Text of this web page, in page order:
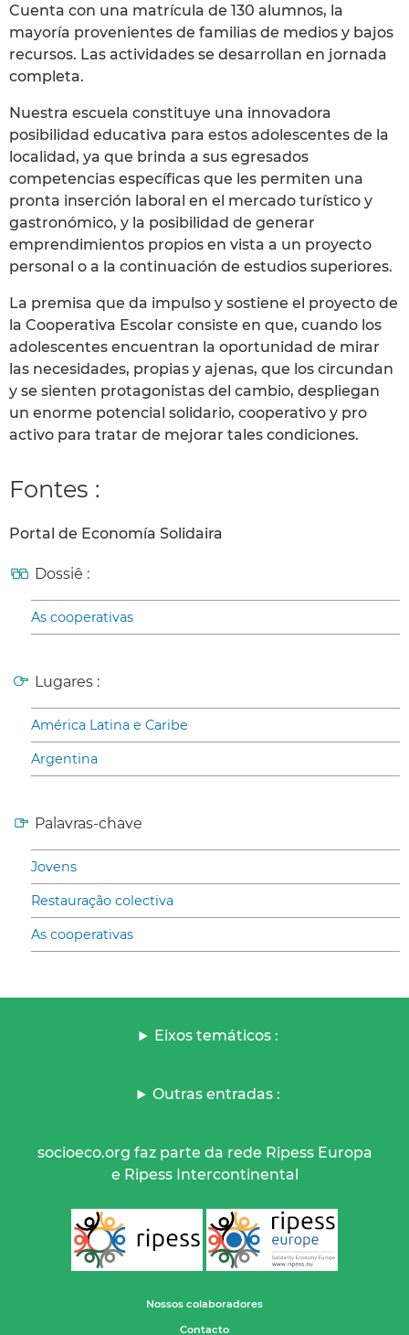
Cuenta con una matrícula de 130 alumnos, la
mayoría provenientes de familias de medios y bajos
recursos. Las actividades se desarrollan en jornada
completa.
Nuestra escuela constituye una innovadora
posibilidad educativa para estos adolescentes de la
localidad, ya que brinda a sus egresados
competencias específicas que les permiten una
pronta inserción laboral en el mercado turístico y
gastronómico, y la posibilidad de generar
emprendimientos propios en vista a un proyecto
personal o a la continuación de estudios superiores.
La premisa que da impulso y sostiene el proyecto de
la Cooperativa Escolar consiste en que, cuando los
adolescentes encuentran la oportunidad de mirar
las necesidades, propias y ajenas, que los circundan
y se sienten protagonistas del cambio, despliegan
un enorme potencial solidario, cooperativo y pro
activo para tratar de mejorar tales condiciones.
Fontes :
Portal de Economía Solidaira
Dossiê :
As cooperativas
Lugares :
América Latina e Caribe
Argentina
Palavras-chave
Jovens
Restauração colectiva
As cooperativas
Eixos temáticos :
Outras entradas :
socioeco.org faz parte da rede Ripess Europa
e Ripess Intercontinental
Nossos colaboradores
Contacto